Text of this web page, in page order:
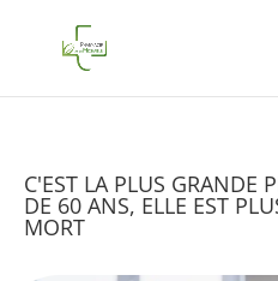
C'EST LA PLUS GRANDE
DE 60 ANS, ELLE EST
MORT